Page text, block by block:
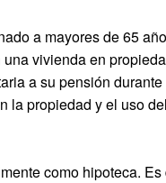
a mayores de 65
vivienda en
a su pensión
la propiedad y el uso
como hipoteca. Es